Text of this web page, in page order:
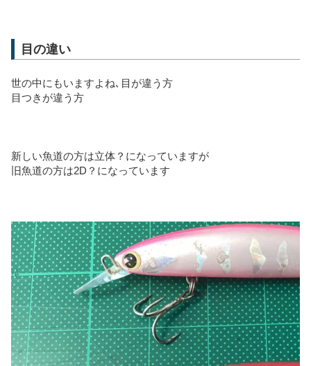
目の違い
世の中にもいますよね､目が違う方
目つきが違う方
新しい魚道の方は立体？になっていますが
旧魚道の方は2D？になっています